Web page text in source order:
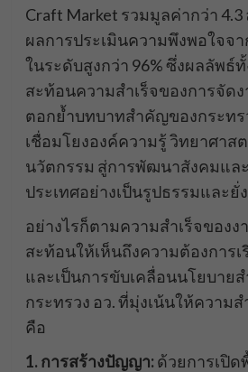
Craft Market รวมมูลค่ากว่า
ผลการประเมินความพึงพอใจจ
ในระดับสูงกว่า 96% ซึ่งผลลัพธ์
สะท้อนความสำเร็จของการจัด
ตอกย้ำบทบาทสำคัญของกระทร
เชื่อมโยงองค์ความรู้ วิทยาศาส
นวัตกรรม สู่การพัฒนาสังคมแล
ประเทศอย่างเป็นรูปธรรมและยั่
อย่างไรก็ตามความสำเร็จของง
สะท้อนให้เห็นถึงความต้องการ
และเป็นการขับเคลื่อนนโยบาย
กระทรวง อว. ที่มุ่งเน้นให้ความ
คือ
1. การสร้างปัญญา: ด้วยการเปิ